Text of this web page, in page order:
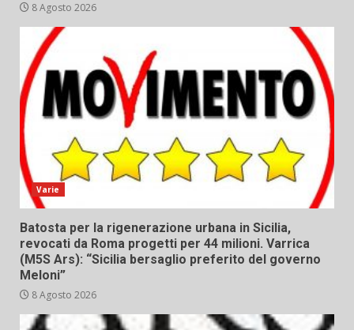
8 Agosto 2026
Varie
Batosta per la rigenerazione urbana in Sicilia,
revocati da Roma progetti per 44 milioni. Varrica
(M5S Ars): “Sicilia bersaglio preferito del governo
Meloni”
8 Agosto 2026